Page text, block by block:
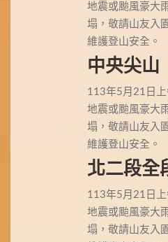
地震或颱風豪大
塌，敬請山友入
維護登山安全。
中央尖山
113年5月21日上
地震或颱風豪大
塌，敬請山友入
維護登山安全。
北二段全
113年5月21日上
地震或颱風豪大
塌，敬請山友入